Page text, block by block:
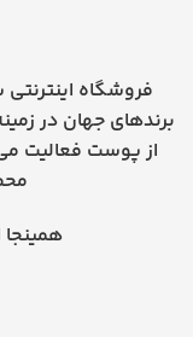
برندهای جهان در
از پوست فعالیت